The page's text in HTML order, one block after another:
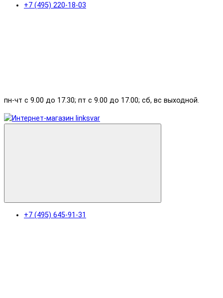
+7 (495) 220-18-03
пн-чт с 9.00 до 17.30; пт с 9.00 до 17.00; сб, вс выходной.
+7 (495) 645-91-31